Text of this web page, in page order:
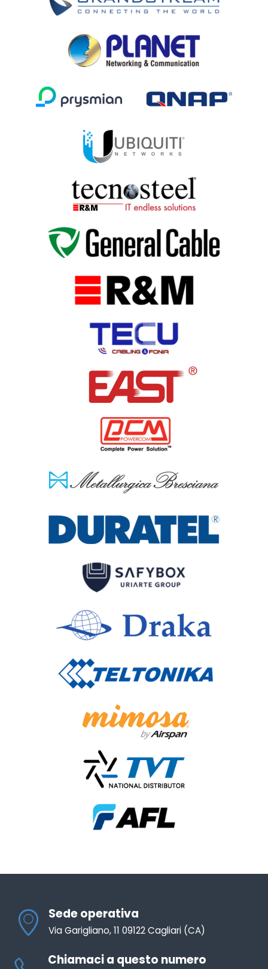
Sede operativa
Via Garigliano, 11 09122 Cagliari (CA)
Chiamaci a questo numero